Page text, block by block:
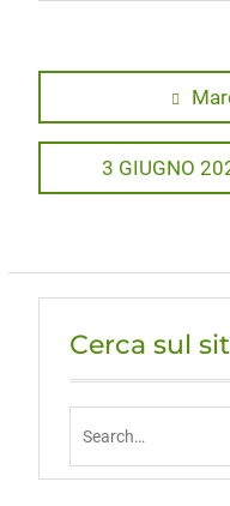
Navigazione
articoli
Next
post:
3 GIUGNO
Cerca sul